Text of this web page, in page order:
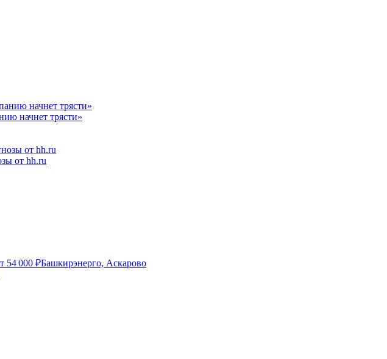
начнет трясти»
от hh.ru
54 000 ₽Башкирэнерго, Аскарово